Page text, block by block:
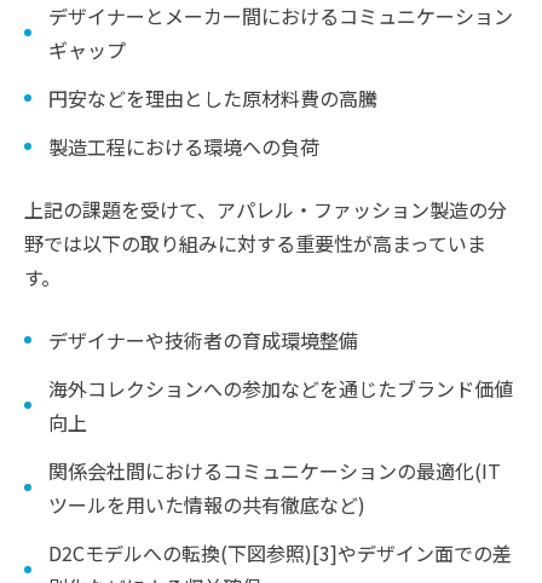
デザイナーとメーカー間におけるコミュニケーション
ギャップ
円安などを理由とした原材料費の高騰
製造工程における環境への負荷
上記の課題を受けて、アパレル・ファッション製造の分
野では以下の取り組みに対する重要性が高まっていま
す。
デザイナーや技術者の育成環境整備
海外コレクションへの参加などを通じたブランド価値
向上
関係会社間におけるコミュニケーションの最適化(IT
ツールを用いた情報の共有徹底など)
D2Cモデルへの転換(下図参照)[3]やデザイン面での差